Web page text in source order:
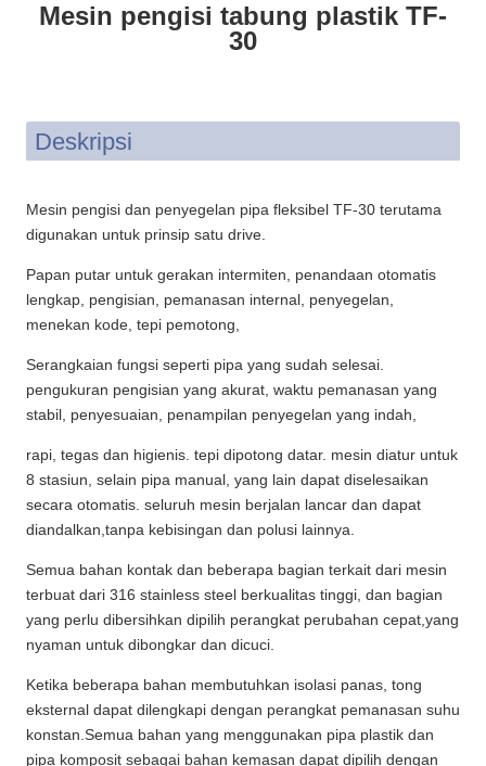
Mesin pengisi tabung plastik TF-
30
Deskripsi
Mesin pengisi dan penyegelan pipa fleksibel TF-30 terutama
digunakan untuk prinsip satu drive.
Papan putar untuk gerakan intermiten, penandaan otomatis
lengkap, pengisian, pemanasan internal, penyegelan,
menekan kode, tepi pemotong,
Serangkaian fungsi seperti pipa yang sudah selesai.
pengukuran pengisian yang akurat, waktu pemanasan yang
stabil, penyesuaian, penampilan penyegelan yang indah,
rapi, tegas dan higienis. tepi dipotong datar. mesin diatur untuk
8 stasiun, selain pipa manual, yang lain dapat diselesaikan
secara otomatis. seluruh mesin berjalan lancar dan dapat
diandalkan,tanpa kebisingan dan polusi lainnya.
Semua bahan kontak dan beberapa bagian terkait dari mesin
terbuat dari 316 stainless steel berkualitas tinggi, dan bagian
yang perlu dibersihkan dipilih perangkat perubahan cepat,yang
nyaman untuk dibongkar dan dicuci.
Ketika beberapa bahan membutuhkan isolasi panas, tong
eksternal dapat dilengkapi dengan perangkat pemanasan suhu
konstan.Semua bahan yang menggunakan pipa plastik dan
pipa komposit sebagai bahan kemasan dapat dipilih dengan